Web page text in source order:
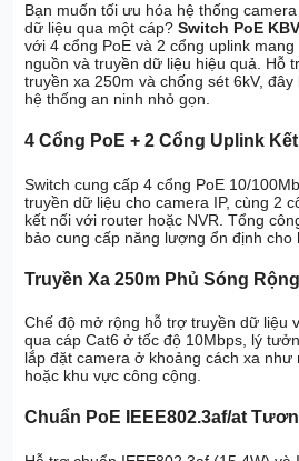
Bạn muốn tối ưu hóa hệ thống
dữ liệu qua một cáp?Switch PoE
với 4 cổng PoE và 2 cổng uplink
nguồn và truyền dữ liệu hiệu quả. Hỗ
truyền xa 250m và chống sét 6kV,
hệ thống an ninh nhỏ gọn.
4 Cổng PoE + 2 Cổng Uplink
Switch cung cấp 4 cổng PoE 10/
truyền dữ liệu cho camera IP, cùng 2
kết nối với router hoặc NVR. Tổng
bảo cung cấp năng lượng ổn định cho
Truyền Xa 250m Phủ Sóng
Chế độ mở rộng hỗ trợ truyền dữ liệu
qua cáp Cat6 ở tốc độ 10Mbps, lý
lắp đặt camera ở khoảng cách xa
hoặc khu vực công cộng.
Chuẩn PoE IEEE802.3af/at